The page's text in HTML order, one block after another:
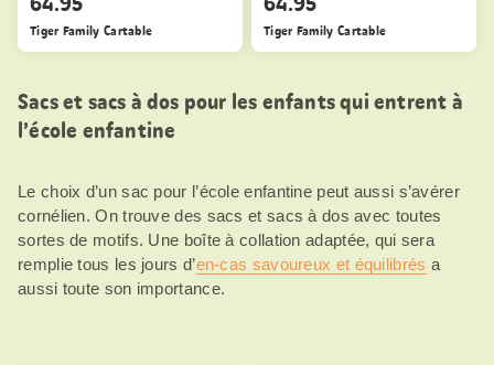
Tiger Family Cartable Tiger Family Cartable
Sacs et sacs à dos pour les enfants qui entrent à
l’école enfantine
Le choix d’un sac pour l’école enfantine peut aussi s’avérer
cornélien. On trouve des sacs et sacs à dos avec toutes
sortes de motifs. Une boîte à collation adaptée, qui sera
remplie tous les jours d’en-cas savoureux et équilibrés a
aussi toute son importance.